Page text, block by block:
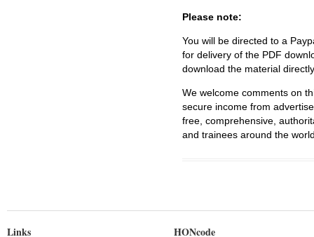
Please note:
You will be directed to a
for delivery of the PDF
download the material
We welcome comments on
secure income from
free, comprehensive,
and trainees around the
Links HONcode